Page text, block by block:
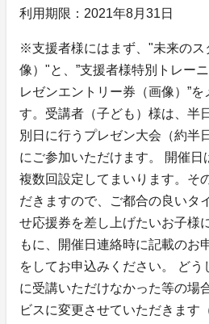
利用期限：2021年8月31日
※支援者様にはまず、"未来のス
像）"と、”支援者様特別トレー
レゼンエントリー券（画像）”
す。受講者（子ども）様は、半
別日に行うプレゼン大会（約半
にご参加いただけます。 開催日
複数回設定してまいります。そ
だきますので、ご都合の良いタ
せ応援券を差し上げたいお子様
もに、開催日連絡時に記載のお
をしてお申込みください。 ど
に受講いただけなかった等の場
ビスに変更させていただきます